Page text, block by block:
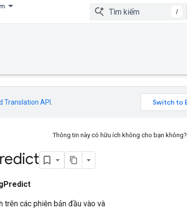
/
Translation API
Thông tin này có hữu ích không cho bạn không?
trên các phiên bản đầu vào và